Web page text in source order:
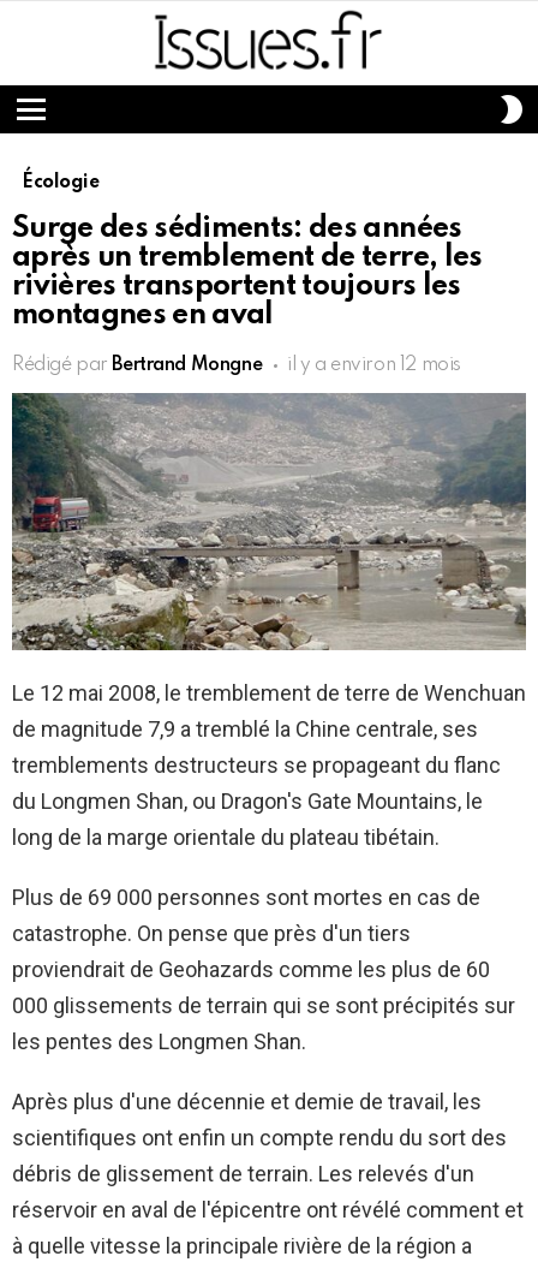
Menu
Écologie
Surge des sédiments: des années
après un tremblement de terre, les
rivières transportent toujours les
montagnes en aval
Rédigé par Bertrand Mongne il y a environ 12 mois
Le 12 mai 2008, le tremblement de terre de Wenchuan
de magnitude 7,9 a tremblé la Chine centrale, ses
tremblements destructeurs se propageant du flanc
du Longmen Shan, ou Dragon's Gate Mountains, le
long de la marge orientale du plateau tibétain.
Plus de 69 000 personnes sont mortes en cas de
catastrophe. On pense que près d'un tiers
proviendrait de Geohazards comme les plus de 60
000 glissements de terrain qui se sont précipités sur
les pentes des Longmen Shan.
Après plus d'une décennie et demie de travail, les
scientifiques ont enfin un compte rendu du sort des
débris de glissement de terrain. Les relevés d'un
réservoir en aval de l'épicentre ont révélé comment et
à quelle vitesse la principale rivière de la région a